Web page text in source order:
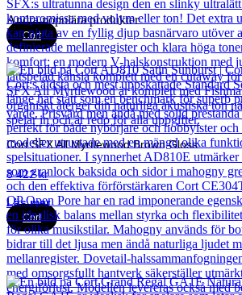
Andra populära produkter
Cort
Cort SFX All Myrtlewood Brown Gloss
8 422kr
Läs mer
Cort